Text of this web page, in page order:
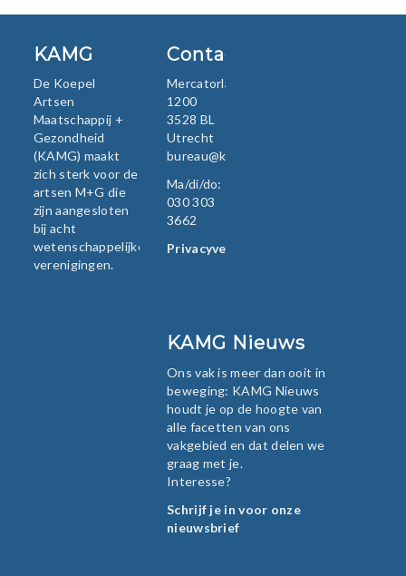
KAMG
De Koepel
Artsen
Maatschappij +
Gezondheid
(KAMG) maakt
zich sterk voor de
artsen M+G die
zijn aangesloten
bij acht
wetenschappelijke
verenigingen.
Contact
Mercatorlaan
1200
3528 BL
Utrecht
bureau@kamg.nl
Ma/di/do:
030 303
3662
Privacyverklaring
KAMG Nieuws
Ons vak is meer dan ooit in
beweging: KAMG Nieuws
houdt je op de hoogte van
alle facetten van ons
vakgebied en dat delen we
graag met je.
Interesse?
Schrijf je in voor onze
nieuwsbrief